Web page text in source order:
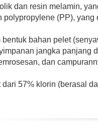
dan resin melamin,
polypropylene (PP),
bahan pelet
jangka panjang
dan
57% klorin (berasal
PP, PET dan PS,